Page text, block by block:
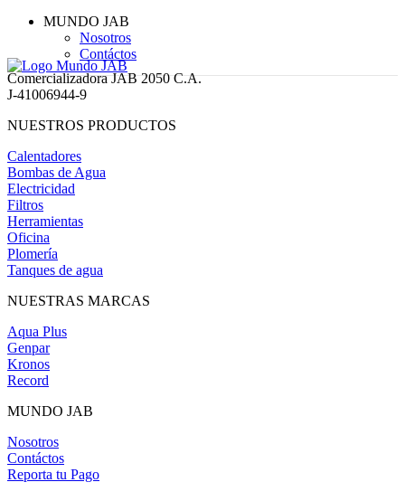
MUNDO JAB
Nosotros
Contáctos
Comercializadora JAB 2050 C.A.
J-41006944-9
NUESTROS PRODUCTOS
Calentadores
Bombas de Agua
Electricidad
Filtros
Herramientas
Oficina
Plomería
Tanques de agua
NUESTRAS MARCAS
Aqua Plus
Genpar
Kronos
Record
MUNDO JAB
Nosotros
Contáctos
Reporta tu Pago